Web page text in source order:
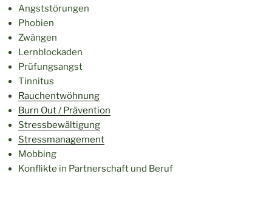
Angststörungen
Phobien
Zwängen
Lernblockaden
Prüfungsangst
Tinnitus
Rauchentwöhnung
Burn Out / Prävention
Stressbewältigung
Stressmanagement
Mobbing
Konflikte in Partnerschaft und Beruf